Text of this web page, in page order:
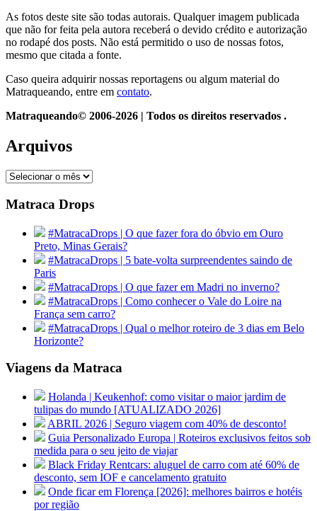
As fotos deste site são todas autorais. Qualquer imagem publicada
que não for feita pela autora receberá o devido crédito e autorização
no rodapé dos posts. Não está permitido o uso de nossas fotos,
mesmo que citada a fonte.
Caso queira adquirir nossas reportagens ou algum material do
Matraqueando, entre em contato.
Matraqueando© 2006-2026 | Todos os direitos reservados .
Arquivos
Arquivos
Matraca Drops
#MatracaDrops | O que fazer fora do óbvio em Ouro
Preto, Minas Gerais?
#MatracaDrops | 5 bate-volta surpreendentes saindo de
Paris
#MatracaDrops | O que fazer em Madri no inverno?
#MatracaDrops | Como conhecer o Vale do Loire na
França sem carro?
#MatracaDrops | Qual o melhor roteiro de 3 dias em Belo
Horizonte?
Viagens da Matraca
Holanda | Keukenhof: como visitar o maior jardim de
tulipas do mundo [ATUALIZADO 2026]
ABRIL 2026 | Seguro viagem com 40% de desconto!
Guia Personalizado Europa | Roteiros exclusivos feitos sob
medida para o seu jeito de viajar
Black Friday Rentcars: aluguel de carro com até 60% de
desconto, sem IOF e cancelamento gratuito
Onde ficar em Florença [2026]: melhores bairros e hotéis
por região